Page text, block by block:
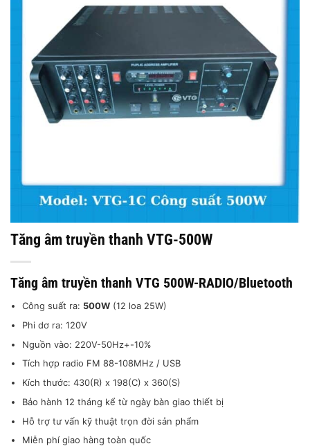
Tăng âm truyền thanh VTG-500W
Tăng âm truyền thanh VTG 500W-RADIO/Bluetooth
Công suất ra: 500W(12 loa 25W)
Phi dơ ra: 120V
Nguồn vào: 220V-50Hz+-10%
Tích hợp radio FM 88-108MHz / USB
Kích thước: 430(R) x 198(C) x 360(S)
Bảo hành 12 tháng kể từ ngày bàn giao thiết bị
Hỗ trợ tư vấn kỹ thuật trọn đời sản phẩm
Miễn phí giao hàng toàn quốc